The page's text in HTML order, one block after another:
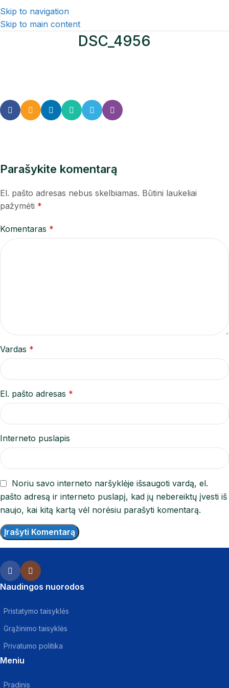
Skip to navigation
Skip to main content
DSC_4956
Parašykite komentarą
El. pašto adresas nebus skelbiamas. Būtini laukeliai
pažymėti *
Komentaras *
Vardas *
El. pašto adresas *
Interneto puslapis
Noriu savo interneto naršyklėje išsaugoti vardą, el.
pašto adresą ir interneto puslapį, kad jų nebereiktų įvesti iš
naujo, kai kitą kartą vėl norėsiu parašyti komentarą.
Naudingos nuorodos
Pristatymo taisyklės
Grąžinimo taisyklės
Privatumo politika
Meniu
Pradinis